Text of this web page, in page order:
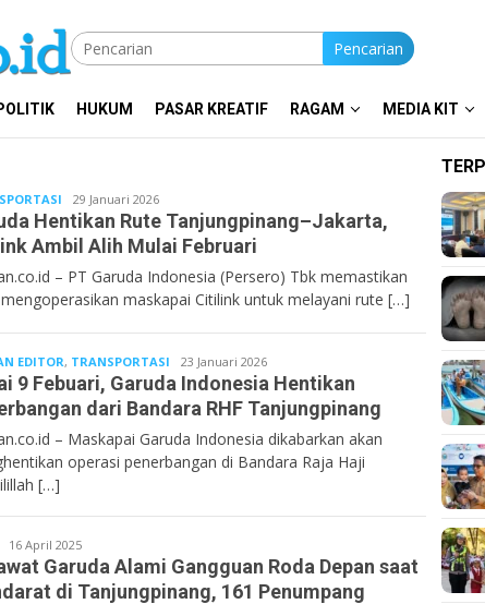
Pencarian
HUKUM PASAR KREATIF RAGAM MEDIA KIT
Bentancoid
29 Januari 2026
Hentikan Rute Tanjungpinang–Jakarta,
Ambil Alih Mulai Februari
– PT Garuda Indonesia (Persero) Tbk memastikan
maskapai Citilink untuk melayani rute […]
EDITOR, TRANSPORTASI Bentan.co.id
23 Januari 2026
9 Febuari, Garuda Indonesia Hentikan
dari Bandara RHF Tanjungpinang
– Maskapai Garuda Indonesia dikabarkan akan
operasi penerbangan di Bandara Raja Haji
[…]
Bentancoid
16 April 2025
Garuda Alami Gangguan Roda Depan saat
di Tanjungpinang, 161 Penumpang